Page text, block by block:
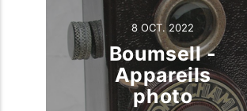
8 OCT. 2022
Boumsell -
Appareils
photo